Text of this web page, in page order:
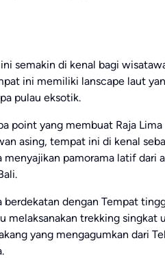
semakin di kenal bagi
ini memiliki lanscape laut
pulau eksotik.
point yang membuat Raja
asing, tempat ini di kenal
menyajikan pamorama latif dari
berdekatan dengan Tempat
melaksanakan trekking singkat
yang mengagumkan dari